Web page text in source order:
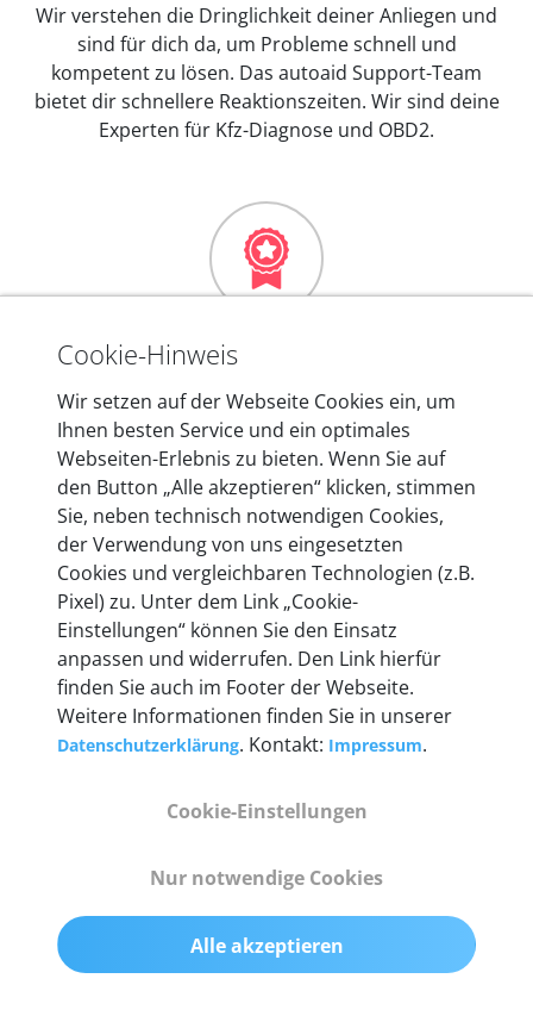
Wir verstehen die Dringlichkeit deiner Anliegen und
sind für dich da, um Probleme schnell und
kompetent zu lösen. Das autoaid Support-Team
bietet dir schnellere Reaktionszeiten. Wir sind deine
Experten für Kfz-Diagnose und OBD2.
Mehr als 10 Jahre Erfahrung
In den Kfz-Diagnosegeräten von autoaid stecken
mehr als 10 Jahre Erfahrung, und auch in Zukunft
entwickeln wir unsere Produkte am Standort in
Berlin laufend weiter. Auf diese Qualität vertrauen
heute mehr als 60.000 Privatkunden und
Unternehmen.
Technische Details &
Lieferumfang
Abmessungen
Gewicht
200 g
Cookie-Hinweis
Wir setzen auf der Webseite Cookies ein, um
Ihnen besten Service und ein optimales
Webseiten-Erlebnis zu bieten. Wenn Sie auf
den Button „Alle akzeptieren“ klicken, stimmen
Sie, neben technisch notwendigen Cookies,
der Verwendung von uns eingesetzten
Cookies und vergleichbaren Technologien (z.B.
Pixel) zu. Unter dem Link „Cookie-
Einstellungen“ können Sie den Einsatz
anpassen und widerrufen. Den Link hierfür
finden Sie auch im Footer der Webseite.
Weitere Informationen finden Sie in unserer
Datenschutzerklärung. Kontakt: Impressum.
Cookie-Einstellungen
Nur notwendige Cookies
Alle akzeptieren